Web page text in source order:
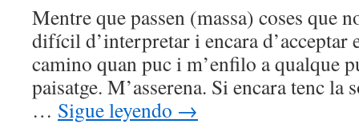
Mentre que passen (massa) coses que
difícil d’interpretar i encara d’acceptar
camino quan puc i m’enfilo a qualque
paisatge. M’asserena. Si encara tenc la
… Sigue leyendo →